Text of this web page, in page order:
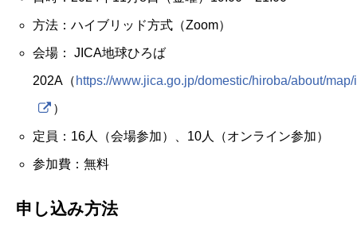
方法：ハイブリッド方式（Zoom）
会場： JICA地球ひろば
202A（ https://www.jica.go.jp/domestic/hiroba/about/
）
定員：16人（会場参加）、10人（オンライン参加）
参加費：無料
申し込み方法